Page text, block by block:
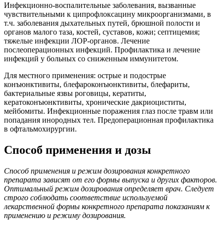
Инфекционно-воспалительные заболевания, вызванные
чувствительными к ципрофлоксацину микроорганизмами, в
т.ч. заболевания дыхательных путей, брюшной полости и
органов малого таза, костей, суставов, кожи; септицемия;
тяжелые инфекции ЛОР-органов. Лечение
послеоперационных инфекций. Профилактика и лечение
инфекций у больных со сниженным иммунитетом.
Для местного применения: острые и подострые
конъюнктивиты, блефароконъюнктивиты, блефариты,
бактериальные язвы роговицы, кератиты,
кератоконъюнктивиты, хронические дакриоциститы,
мейбомиты. Инфекционные поражения глаз после травм или
попадания инородных тел. Предоперационная профилактика
в офтальмохирургии.
Способ применения и дозы
Способ применения и режим дозирования конкретного
препарата зависят от его формы выпуска и других факторов.
Оптимальный режим дозирования определяет врач. Следует
строго соблюдать соответствие используемой
лекарственной формы конкретного препарата показаниям к
применению и режиму дозирования.